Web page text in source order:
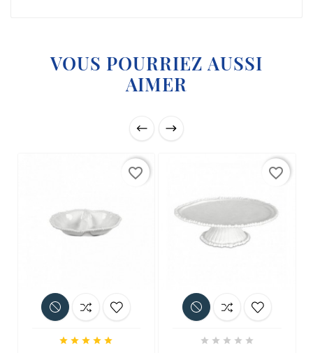
VOUS POURRIEZ AUSSI
AIMER
    
favorite_border
    
favorite_border